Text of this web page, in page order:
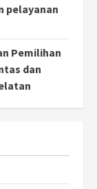
pelayanan
Pemilihan
dan